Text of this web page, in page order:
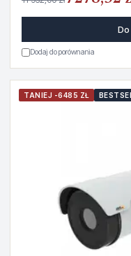
Dodaj do porównania
TANIEJ -6485 ZŁ